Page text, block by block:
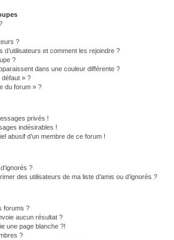
?
et comment les rejoindre ?
?
dans une couleur différente ?
défaut » ?
du forum » ?
privés !
indésirables !
abusif d’un membre de ce forum !
?
des utilisateurs de ma liste d’amis ou d’ignorés ?
forums ?
aucun résultat ?
une page blanche ?!
?